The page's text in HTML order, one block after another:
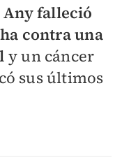
Any falleció
contra una
y un cáncer
sus últimos